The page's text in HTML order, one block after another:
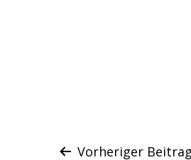
Vorheriger Beitrag